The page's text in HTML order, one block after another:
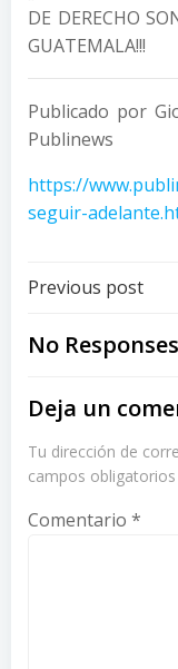
DE DERECHO
GUATEMALA!!!
Publicado por
Publinews
https://
seguir-
Post
Previous post
No Responses
Deja un
Tu dirección de
campos
Comentario *